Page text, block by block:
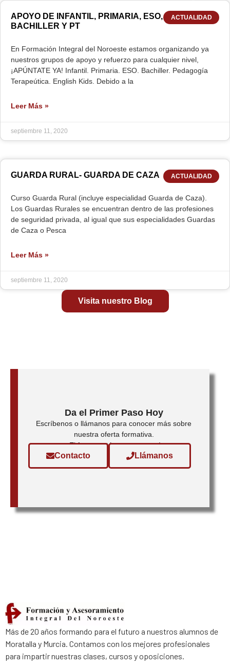
ACTUALIDAD
APOYO DE INFANTIL, PRIMARIA, ESO,
BACHILLER Y PT
En Formación Integral del Noroeste estamos organizando ya
nuestros grupos de apoyo y refuerzo para cualquier nivel,
¡APÚNTATE YA! Infantil. Primaria. ESO. Bachiller. Pedagogía
Terapeútica. English Kids. Debido a la
Leer Más »
septiembre 11, 2020
ACTUALIDAD
GUARDA RURAL- GUARDA DE CAZA
Curso Guarda Rural (incluye especialidad Guarda de Caza).
Los Guardas Rurales se encuentran dentro de las profesiones
de seguridad privada, al igual que sus especialidades Guardas
de Caza o Pesca
Leer Más »
septiembre 11, 2020
Visita nuestro Blog
Da el Primer Paso Hoy
Escríbenos o llámanos para conocer más sobre
nuestra oferta formativa.
¡El futuro está en tus manos!
Contacto Llámanos
Más de 20 años formando para el futuro a nuestros alumnos de
Moratalla y Murcia. Contamos con los mejores profesionales
para impartir nuestras clases, cursos y oposiciones.